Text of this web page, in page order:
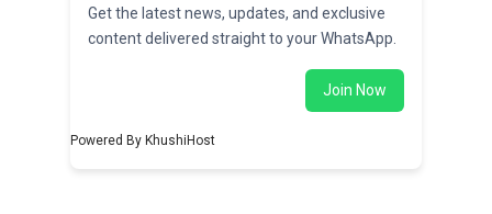
Get the latest news, updates, and exclusive
content delivered straight to your WhatsApp.
Join Now
Powered By KhushiHost